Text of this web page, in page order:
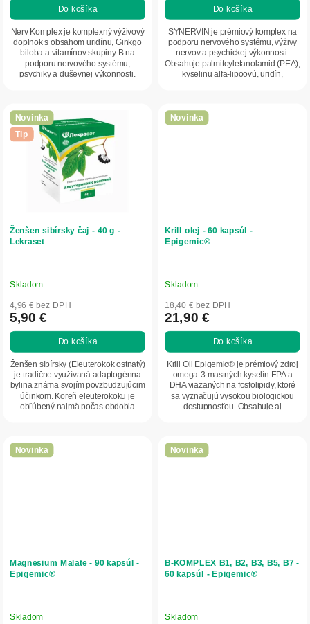
Do košíka
Nerv Komplex je komplexný výživový
doplnok s obsahom uridínu, Ginkgo
biloba a vitamínov skupiny B na
podporu nervového systému,
psychiky a duševnej výkonnosti.
Do košíka
SYNERVIN je prémiový komplex na
podporu nervového systému, výživy
nervov a psychickej výkonnosti.
Obsahuje palmitoyletanolamid (PEA),
kyselinu alfa-lipoovú, uridín,
Novinka
Tip
Ženšen sibírsky čaj - 40 g -
Lekraset
Skladom
4,96 € bez DPH
5,90 €
Do košíka
Ženšen sibírsky (Eleuterokok ostnatý)
je tradične využívaná adaptogénna
bylina známa svojím povzbudzujúcim
účinkom. Koreň eleuterokoku je
obľúbený najmä počas obdobia
Novinka
Krill olej - 60 kapsúl -
Epigemic®
Skladom
18,40 € bez DPH
21,90 €
Do košíka
Krill Oil Epigemic® je prémiový zdroj
omega-3 mastných kyselín EPA a
DHA viazaných na fosfolipidy, ktoré
sa vyznačujú vysokou biologickou
dostupnosťou. Obsahuje aj
Novinka
Magnesium Malate - 90 kapsúl -
Epigemic®
Skladom
Novinka
B-KOMPLEX B1, B2, B3, B5, B7 -
60 kapsúl - Epigemic®
Skladom